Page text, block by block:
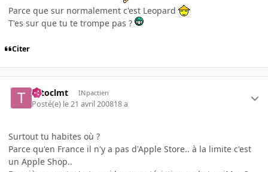
Parce que sur normalement c'est Leopard
T'es sur que tu te trompe pas ?
Citer
totoclmt INpactien
Posté(e) le 21 avril 200818 a
Surtout tu habites où ?
Parce qu'en France il n'y a pas d'Apple Store.. à la limite c'est
un Apple Shop..